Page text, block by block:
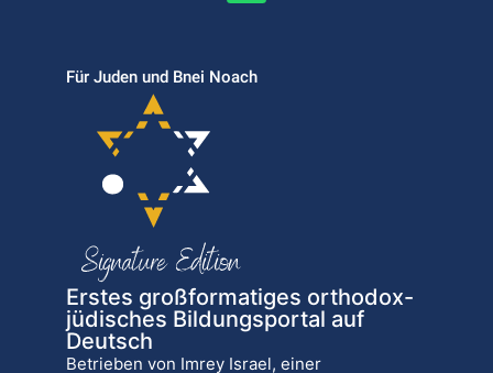
Für Juden und Bnei Noach
Erstes großformatiges orthodox-
jüdisches Bildungsportal auf
Deutsch
Betrieben von Imrey Israel, einer